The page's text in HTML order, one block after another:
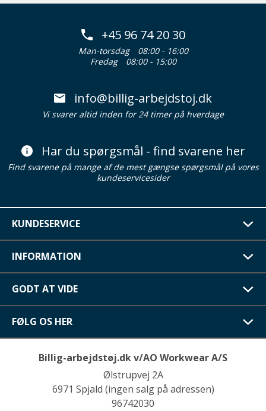
+45 96 74 20 30
Man-torsdag
08:00 - 16:00
Fredag
08:00 - 15:00
info@billig-arbejdstoj.dk
Vi svarer altid inden for 24 timer på hverdage
Har du spørgsmål - find svarene her
Find svarene på mange af de mest gængse spørgsmål på vores
kundeservicesider
KUNDESERVICE
INFORMATION
GODT AT VIDE
FØLG OS HER
Billig-arbejdstøj.dk v/AO Workwear A/S
Ølstrupvej 2A
6971 Spjald (ingen salg på adressen)
96742030